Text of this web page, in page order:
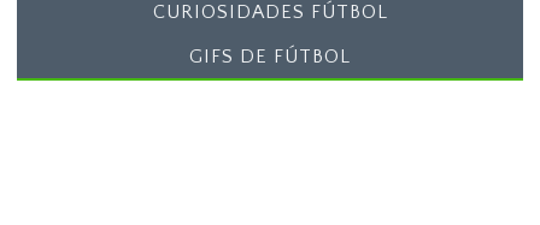
CURIOSIDADES FÚTBOL
GIFS DE FÚTBOL